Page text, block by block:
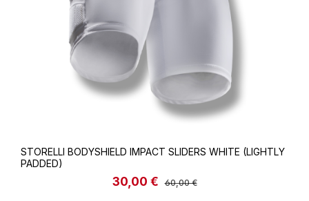
STORELLI BODYSHIELD IMPACT SLIDERS WHITE (LIGHTLY
PADDED)
Verkaufspreis:
30,00 € Regulärer Preis:
60,00 €